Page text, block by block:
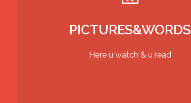
PICTURES&WORDS
Here u watch & u read